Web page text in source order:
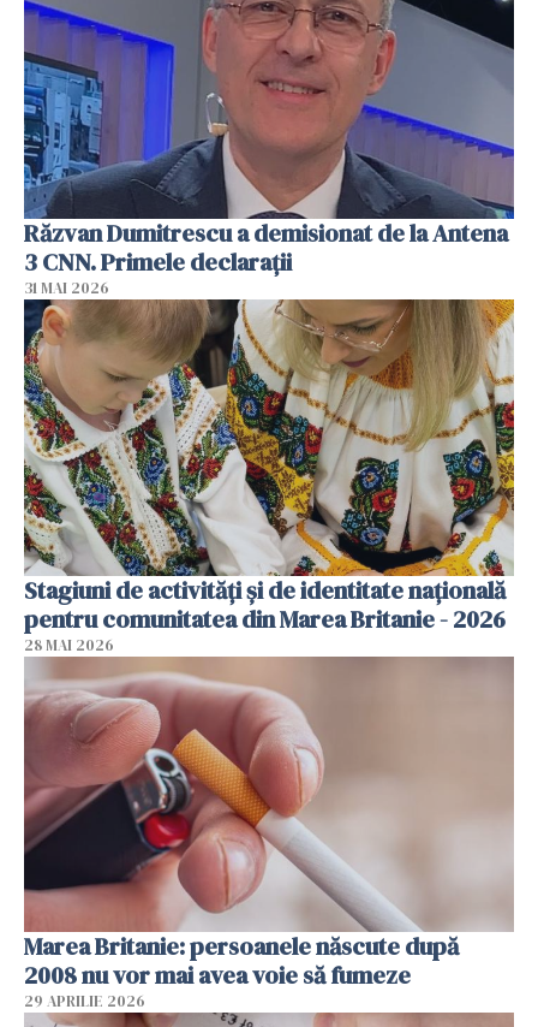
Răzvan Dumitrescu a demisionat de la Antena
3 CNN. Primele declarații
31 MAI 2026
Stagiuni de activități și de identitate națională
pentru comunitatea din Marea Britanie - 2026
28 MAI 2026
Marea Britanie: persoanele născute după
2008 nu vor mai avea voie să fumeze
29 APRILIE 2026